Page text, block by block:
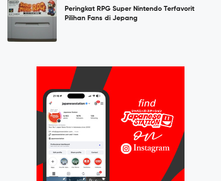
Peringkat RPG Super Nintendo Terfavorit
Pilihan Fans di Jepang